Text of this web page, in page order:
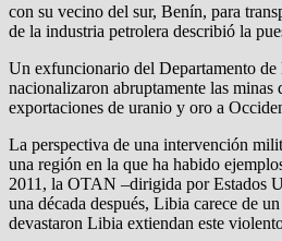
con su vecino del sur, Benín, para
de la industria petrolera describió la
Un exfuncionario del Departamento de
nacionalizaron abruptamente las
exportaciones de uranio y oro a
La perspectiva de una intervención
una región en la que ha habido
2011, la OTAN –dirigida por Estados
una década después, Libia carece de
devastaron Libia extiendan este